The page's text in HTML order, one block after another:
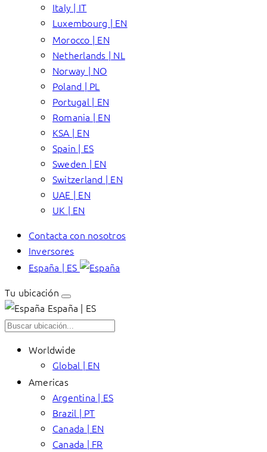
Italy | IT
Luxembourg | EN
Morocco | EN
Netherlands | NL
Norway | NO
Poland | PL
Portugal | EN
Romania | EN
KSA | EN
Spain | ES
Sweden | EN
Switzerland | EN
UAE | EN
UK | EN
Contacta con nosotros
Inversores
España | ES
Tu ubicación
España | ES
Worldwide
Global | EN
Americas
Argentina | ES
Brazil | PT
Canada | EN
Canada | FR